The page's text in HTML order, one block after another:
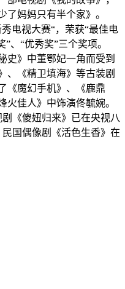
了妈妈只有半个家》。
电视大赛“，荣获“最佳电
、“优秀奖”三个奖项。
史》中董鄂妃一角而受到
、《精卫填海》等古装剧
《魔幻手机》、《鹿鼎
火佳人》中饰演佟毓婉。
《傻妞归来》已在央视八
国偶像剧《活色生香》在